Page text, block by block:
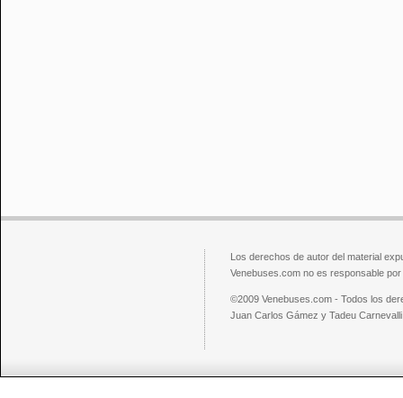
Los derechos de autor del material
Venebuses.com no es responsable
©2009 Venebuses.com - Todos los
Juan Carlos Gámez y Tadeu Carnevalli